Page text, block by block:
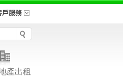
產出租